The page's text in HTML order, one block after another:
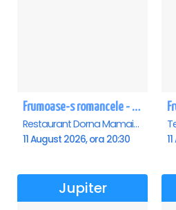
Frumoase-s romancele - Mamaia
Restaurant Dorna Mamaia, Mamaia
11 August 2026, ora 20:30
Jupiter